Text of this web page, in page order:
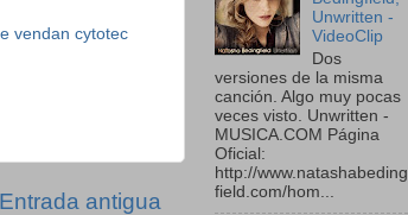
vendan cytotec
Entrada antigua
Unwritten -
VideoClip
Dos
versiones de la misma
canción. Algo muy pocas
veces visto. Unwritten -
MUSICA.COM Página
Oficial:
http://www.natashabeding
field.com/hom...